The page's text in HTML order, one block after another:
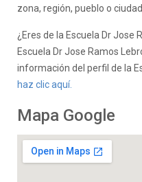
zona, región, pueblo o
¿Eres de la Escuela Dr Jose
Escuela Dr Jose Ramos
información del perfil de la
haz clic aquí.
Mapa Google